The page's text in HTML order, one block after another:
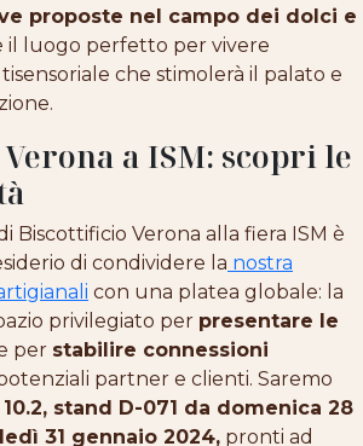
proposte nel campo dei dolci e
il luogo perfetto per vivere
che stimolerà il palato e
a ISM: scopri le
Biscottificio Verona alla fiera ISM è
di condividere la nostra
con una platea globale: la
privilegiato per presentare le
per stabilire connessioni
partner e clienti. Saremo
10.2, stand D-071 da domenica 28
31 gennaio 2024, pronti ad